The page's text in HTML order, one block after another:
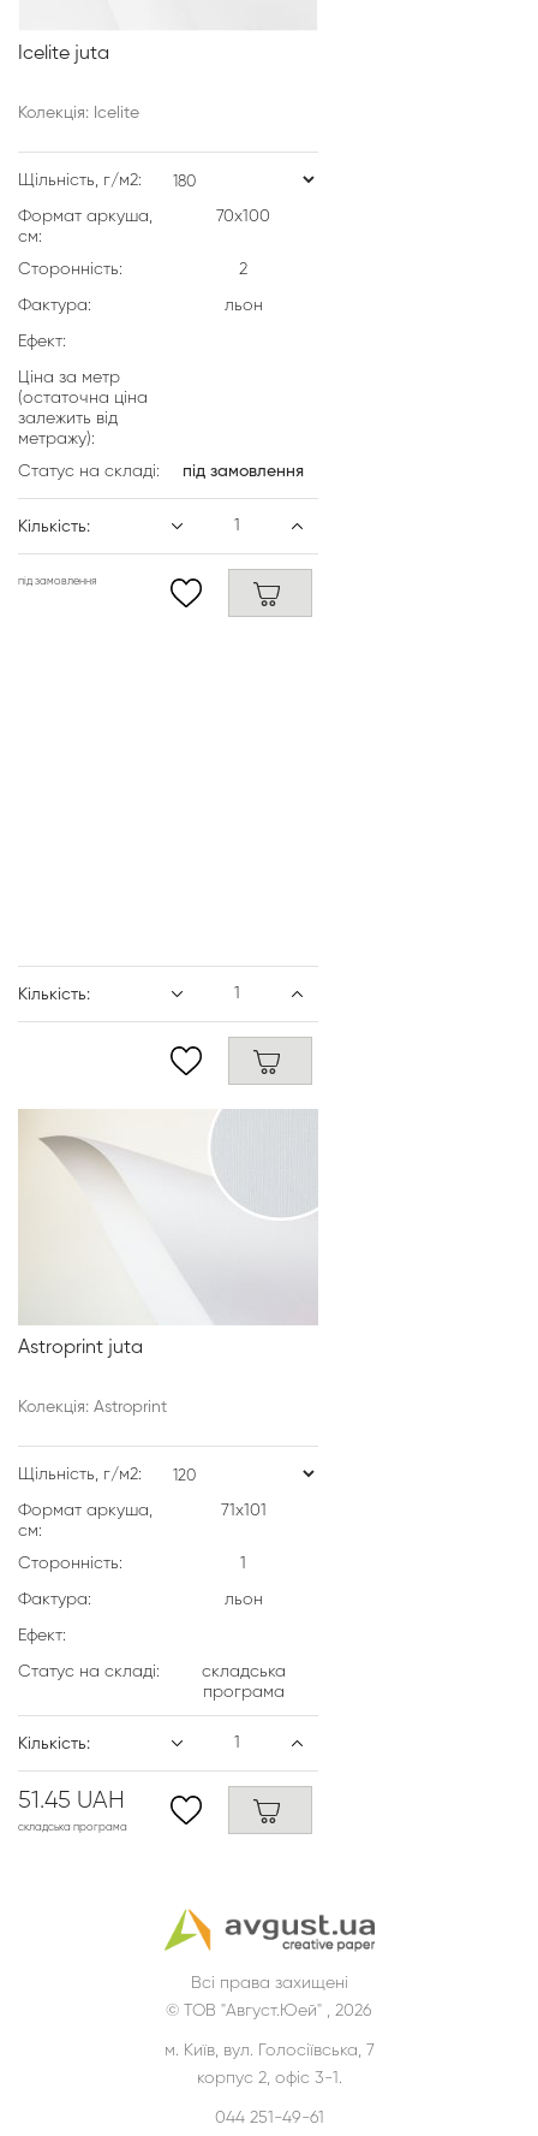
Icelite juta
Колекція: Icelite
Щільність, г/м2:
Формат аркуша,
см:
70х100
Сторонність: 2
Фактура: льон
Ефект:
Ціна за метр
(остаточна ціна
залежить від
метражу):
Статус на складі:
під замовлення
Кількість:
під замовлення
Кількість:
Astroprint juta
Колекція: Astroprint
Щільність, г/м2:
Формат аркуша,
см:
71х101
Сторонність: 1
Фактура: льон
Ефект:
Статус на складі:
складська
програма
Кількість:
51.45 UAH
складська програма
Всі права захищені
© ТОВ "Август.Юей" , 2026
м. Київ, вул. Голосіївська, 7
корпус 2, офіс 3-1.
044 251-49-61